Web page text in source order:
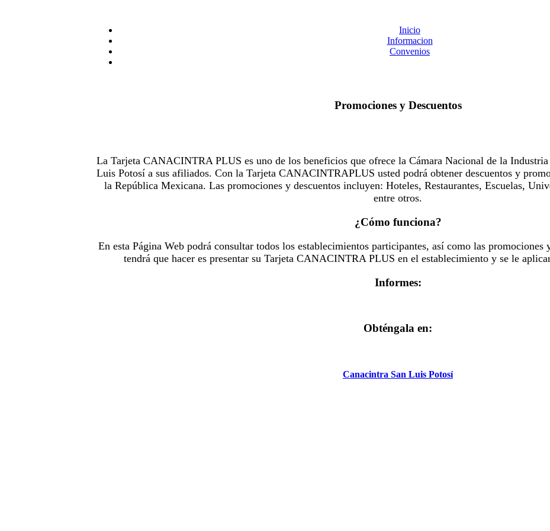
Inicio
Informacion
Convenios
Promociones y Descuentos
La Tarjeta CANACINTRA PLUS es uno de los beneficios que ofrece la Cámara Nacional de la
Luis Potosí a sus afiliados. Con la Tarjeta CANACINTRAPLUS usted podrá obtener descuentos y
la República Mexicana. Las promociones y descuentos incluyen: Hoteles, Restaurantes, Escuelas,
entre otros.
¿Cómo funciona?
En esta Página Web podrá consultar todos los establecimientos participantes, así como las
tendrá que hacer es presentar su Tarjeta CANACINTRA PLUS en el establecimiento y se le
Informes:
Obténgala en:
Canacintra San Luis Potosí